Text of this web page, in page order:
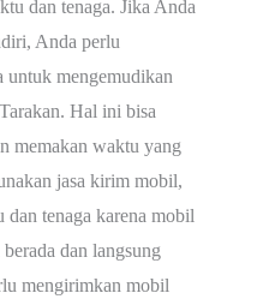
dan tenaga. Jika Anda
Anda perlu
untuk mengemudikan
Hal ini bisa
memakan waktu yang
jasa kirim mobil,
dan tenaga karena mobil
dan langsung
mengirimkan mobil